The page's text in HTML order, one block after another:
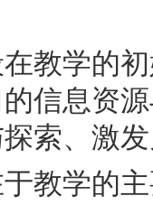
学的初
信息资
索、激
学的主